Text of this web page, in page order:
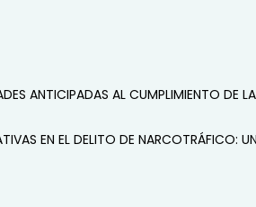
ANTICIPADAS AL CUMPLIMIENTO DE
EN EL DELITO DE NARCOTRÁFICO: